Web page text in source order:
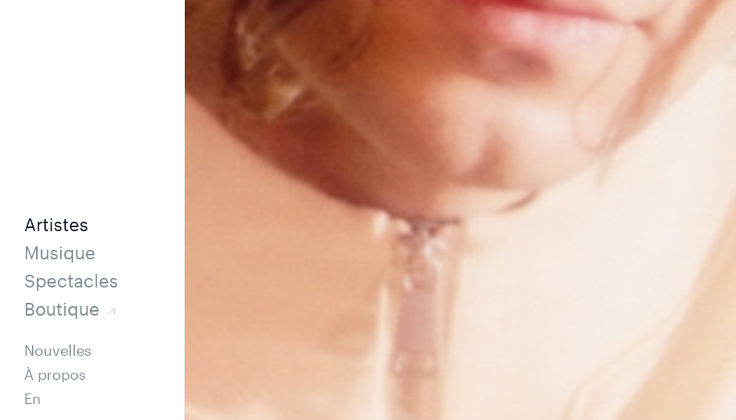
Artistes
Musique
Spectacles
Boutique
Nouvelles
À propos
En